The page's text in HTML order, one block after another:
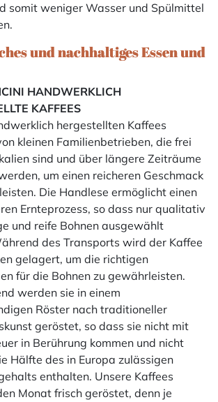
somit weniger Wasser und Spülmittel
und nachhaltiges Essen und
HANDWERKLICH
KAFFEES
hergestellten Kaffees
kleinen Familienbetrieben, die frei
sind und über längere Zeiträume
um einen reicheren Geschmack
Die Handlese ermöglicht einen
Ernteprozess, so dass nur qualitativ
und reife Bohnen ausgewählt
des Transports wird der Kaffee
gelagert, um die richtigen
für die Bohnen zu gewährleisten.
werden sie in einem
Röster nach traditioneller
geröstet, so dass sie nicht mit
in Berührung kommen und nicht
Hälfte des in Europa zulässigen
enthalten. Unsere Kaffees
Monat frisch geröstet, denn je